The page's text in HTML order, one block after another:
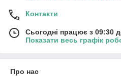
Контакти
Сьогодні працює з 09:30
Показати весь графік
Про нас